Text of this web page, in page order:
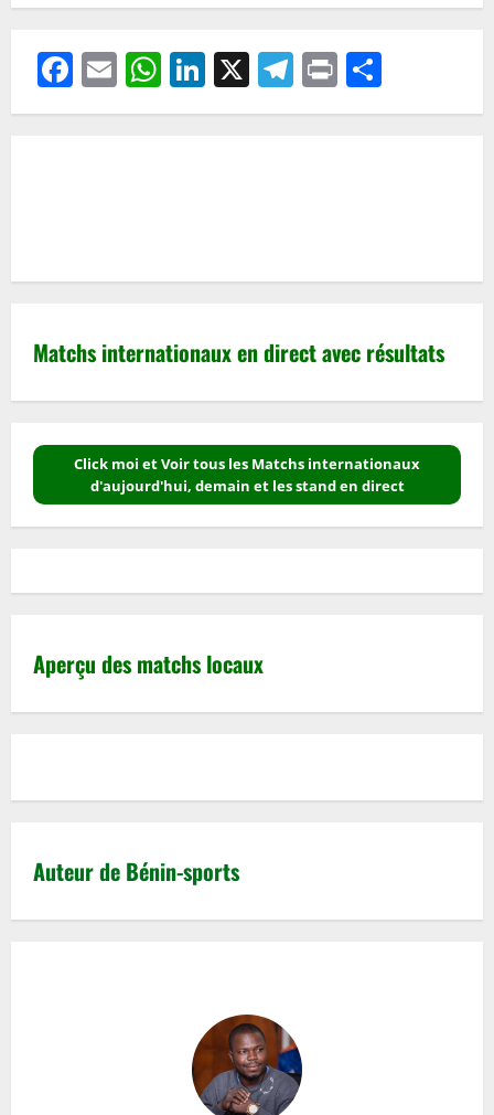
Facebook
EmailWhatsApp
LinkedIn
X Telegram
Print
Matchs internationaux en direct avec résultats
Click moi et Voir tous les Matchs internationaux
d'aujourd'hui, demain et les stand en direct
Aperçu des matchs locaux
Auteur de Bénin-sports